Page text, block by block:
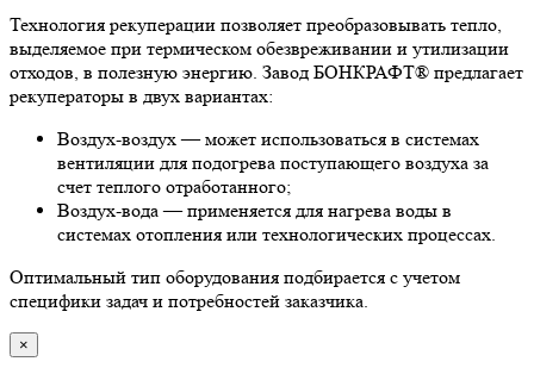
Технология рекуперации позволяет преобразовывать тепло,
выделяемое при термическом обезвреживании и утилизации
отходов, в полезную энергию. Завод БОНКРАФТ® предлагает
рекуператоры в двух вариантах:
Воздух-воздух — может использоваться в системах
вентиляции для подогрева поступающего воздуха за
счет теплого отработанного;
Воздух-вода — применяется для нагрева воды в
системах отопления или технологических процессах.
Оптимальный тип оборудования подбирается с учетом
специфики задач и потребностей заказчика.
×